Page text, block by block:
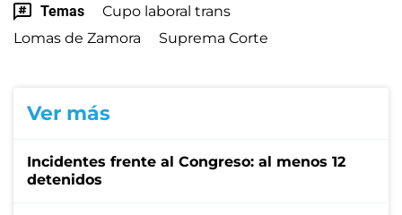
Temas
Cupo laboral trans
Lomas de Zamora
Suprema Corte
Ver más
Incidentes frente al Congreso: al menos 12
detenidos